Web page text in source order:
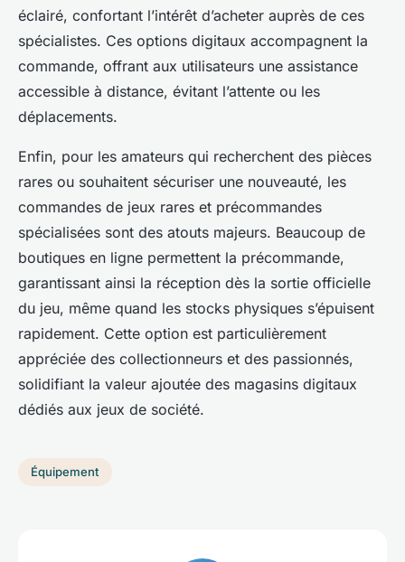
éclairé, confortant l’intérêt d’acheter auprès de ces
spécialistes. Ces options digitaux accompagnent la
commande, offrant aux utilisateurs une assistance
accessible à distance, évitant l’attente ou les
déplacements.
Enfin, pour les amateurs qui recherchent des pièces
rares ou souhaitent sécuriser une nouveauté, les
commandes de jeux rares et précommandes
spécialisées sont des atouts majeurs. Beaucoup de
boutiques en ligne permettent la précommande,
garantissant ainsi la réception dès la sortie officielle
du jeu, même quand les stocks physiques s’épuisent
rapidement. Cette option est particulièrement
appréciée des collectionneurs et des passionnés,
solidifiant la valeur ajoutée des magasins digitaux
dédiés aux jeux de société.
Équipement